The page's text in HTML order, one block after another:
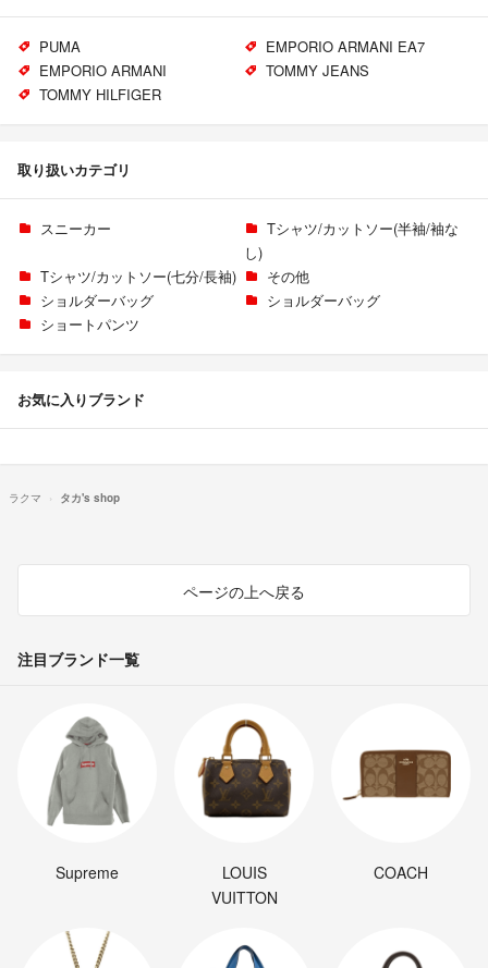
PUMA
EMPORIO ARMANI EA7
EMPORIO ARMANI
TOMMY JEANS
TOMMY HILFIGER
取り扱いカテゴリ
スニーカー
Tシャツ/カットソー(半袖/袖な
し)
Tシャツ/カットソー(七分/長袖)
その他
ショルダーバッグ
ショルダーバッグ
ショートパンツ
お気に入りブランド
ラクマ タカ's shop
ページの上へ戻る
注目ブランド一覧
Supreme
LOUIS
VUITTON
COACH